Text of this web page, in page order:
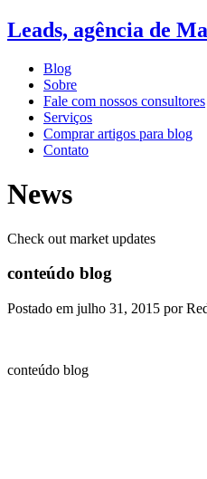
Leads, agência de
Blog
Sobre
Fale com nossos consultores
Serviços
Comprar artigos para blog
Contato
News
Check out market updates
conteúdo blog
Postado em julho 31, 2015 por
conteúdo blog